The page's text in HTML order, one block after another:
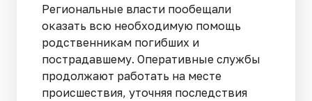
Региональные власти пообещали
оказать всю необходимую помощь
родственникам погибших и
пострадавшему. Оперативные службы
продолжают работать на месте
происшествия, уточняя последствия